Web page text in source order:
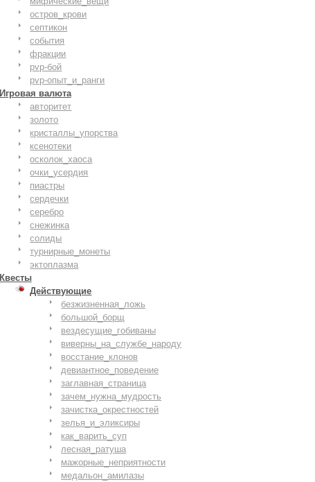
остров_крови
септикон
события
фракции
pvp-бой
pvp-опыт_и_ранги
Игровая валюта
авторитет
золото
кристаллы_упорства
ксенотеки
осколок_хаоса
очки_усердия
пиастры
сердечки
серебро
снежинка
солиды
турнирные_монеты
эктоплазма
Квесты
Действующие
безжизненная_ложь
большой_борщ
вездесущие_гобиваны
виверны_на_службе_народу
восстание_клонов
девиантное_поведение
заглавная_страница
зачем_нужна_мудрость
зачистка_окрестностей
зелья_и_эликсиры
как_варить_суп
лесная_ратуша
мажорные_неприятности
медальон_амилазы